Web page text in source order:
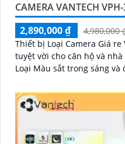
CAMERA VANTECH
2,890,000 ₫
4,980,000
Thiết bị Loại Camera Giá re
tuyệt vời cho căn hộ và nhà phố. Với thiết kế
Loại Màu sắt trong sáng và